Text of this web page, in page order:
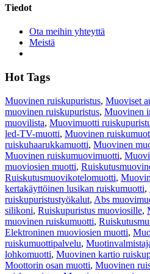
Tiedot
Ota meihin yhteyttä
Meistä
Hot Tags
Muovinen ruiskupuristus, Muoviset
muovinen ruiskupuristus, Muovinen
muovilista, Muovimuotti
led-TV-muotti, Muovinen
ruiskuhaarukkamuotti, Muovinen
Muovinen ruiskumuovimuotti,
muoviosien muotti,
Ruiskutusmuovikotelomuotti,
kertakäyttöinen lusikan ruiskumuotti,
ruiskupuristustyökalut, Abs
silikoni, Ruiskupuristus muoviosille,
muovinen ruiskumuotti,
Elektroninen muoviosien muotti,
ruiskumuottipalvelu,
lohkomuotti, Muovinen kartio
Moottorin osan muotti, Muovinen